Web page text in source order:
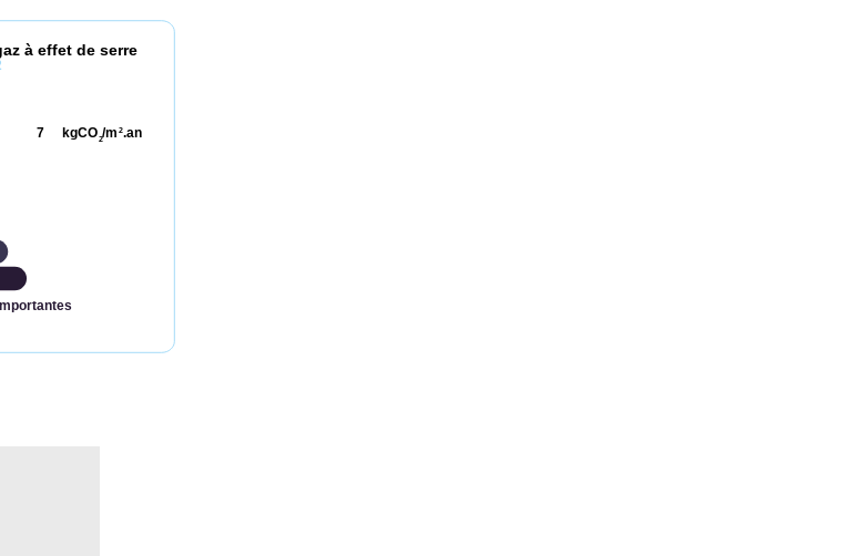
à effet de serre
kgCO2/m 2.an
7